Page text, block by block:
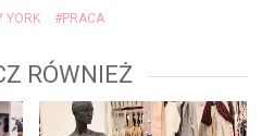
YORK #PRACA
RÓWNIEŻ